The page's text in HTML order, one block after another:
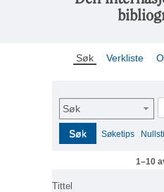
Søk Verkliste
Søk
Søk Søketips Nullstill
1–10
Tittel